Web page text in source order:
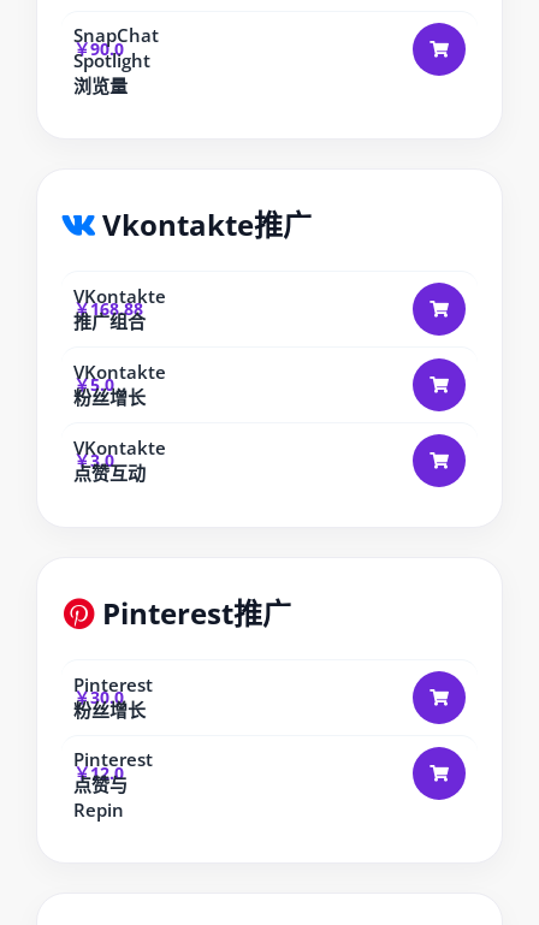
SnapChat
Spotlight
浏览量
￥90.0
Vkontakte推广
VKontakte
推广组合
￥168.88
VKontakte
粉丝增长
￥5.0
VKontakte
点赞互动
￥3.0
Pinterest推广
Pinterest
粉丝增长
￥30.0
Pinterest
点赞与
Repin
￥12.0